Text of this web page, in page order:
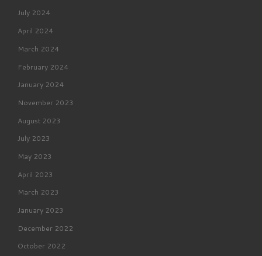
July 2024
April 2024
March 2024
February 2024
January 2024
November 2023
August 2023
July 2023
May 2023
April 2023
March 2023
January 2023
December 2022
October 2022